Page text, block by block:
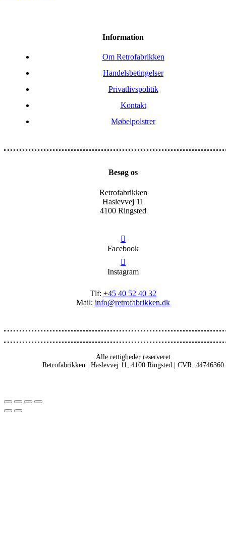
Information
Om Retrofabrikken
Handelsbetingelser
Privatlivspolitik
Kontakt
Møbelpolstrer
Besøg os
Retrofabrikken
Haslevvej 11
4100 Ringsted
Facebook
Instagram
Tlf: +45 40 52 40 32
Mail: info@retrofabrikken.dk
Alle rettigheder reserveret
Retrofabrikken | Haslevvej 11, 4100 Ringsted | CVR: 44746360